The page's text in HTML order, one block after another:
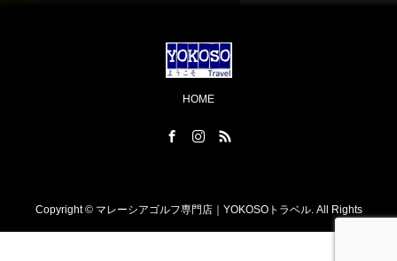
HOME
Copyright ©マレーシアゴルフ専門店｜YOKOSOトラベル. All Rights